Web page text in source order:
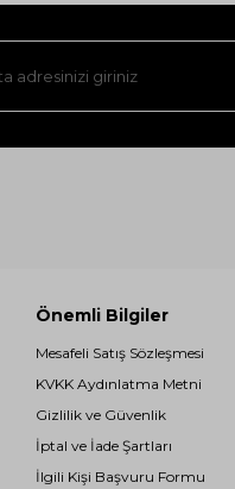
Önemli Bilgiler
Mesafeli Satış Sözleşmesi
KVKK Aydınlatma Metni
Gizlilik ve Güvenlik
İptal ve İade Şartları
İlgili Kişi Başvuru Formu